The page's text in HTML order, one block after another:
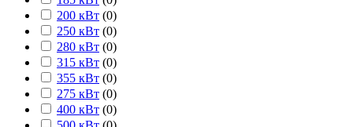
200 кВт (0)
250 кВт (0)
280 кВт (0)
315 кВт (0)
355 кВт (0)
275 кВт (0)
400 кВт (0)